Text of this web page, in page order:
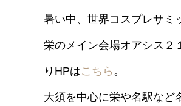
暑い中、世界コスプレサミ
栄のメイン会場オアシス２
りHPはこちら 。
大須を中心に栄や名駅など